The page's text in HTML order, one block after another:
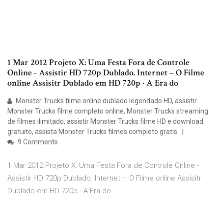
1 Mar 2012 Projeto X: Uma Festa Fora de Controle
Online - Assistir HD 720p Dublado. Internet – O Filme
online Assisitr Dublado em HD 720p · A Era do
Monster Trucks filme online dublado legendado HD, assistir
Monster Trucks filme completo online, Monster Trucks streaming
de filmes ilimitado, assistir Monster Trucks filme HD e download
gratuito, assista Monster Trucks filmes completo gratis
9 Comments
1 Mar 2012 Projeto X: Uma Festa Fora de Controle Online -
Assistir HD 720p Dublado. Internet – O Filme online Assisitr
Dublado em HD 720p · A Era do